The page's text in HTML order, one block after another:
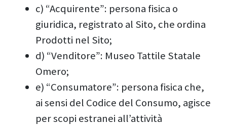
c) “Acquirente”: persona fisica o
giuridica, registrato al Sito, che ordina
Prodotti nel Sito;
d) “Venditore”: Museo Tattile Statale
Omero;
e) “Consumatore”: persona fisica che,
ai sensi del Codice del Consumo, agisce
per scopi estranei all’attività